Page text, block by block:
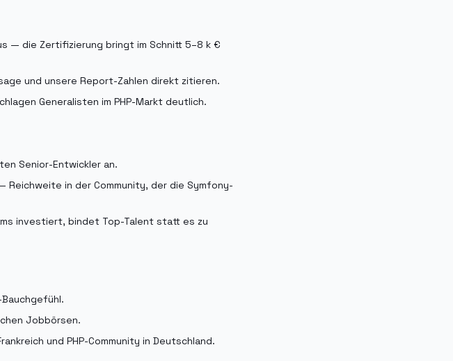
— die Zertifizierung bringt im Schnitt 5–8 k €
und unsere Report-Zahlen direkt zitieren.
Generalisten im PHP-Markt deutlich.
Senior-Entwickler an.
in der Community, der die Symfony-
investiert, bindet Top-Talent statt es zu
Jobbörsen.
und PHP-Community in Deutschland.